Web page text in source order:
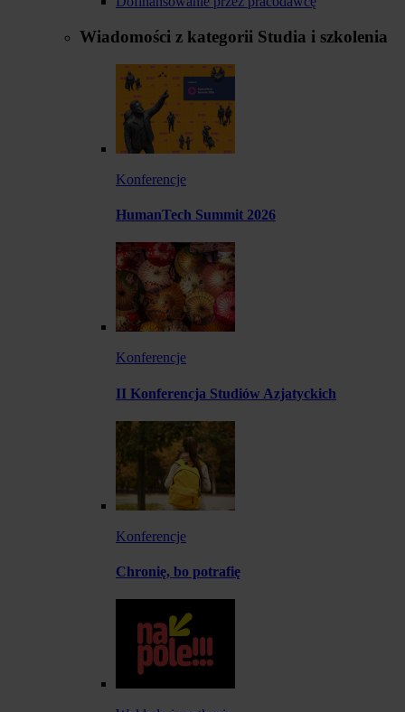
Wiadomości z kategorii Studia i szkolenia
Konferencje
HumanTech Summit 2026
Konferencje
II Konferencja Studiów Azjatyckich
Konferencje
Chronię, bo potrafię